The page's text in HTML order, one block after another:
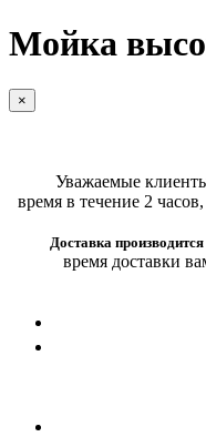
Мойка
×
Уважаемые клиенты
время в течение 2
Доставка производится
время доставки